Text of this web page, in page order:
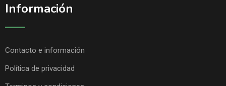
Información
Contacto e información
Política de privacidad